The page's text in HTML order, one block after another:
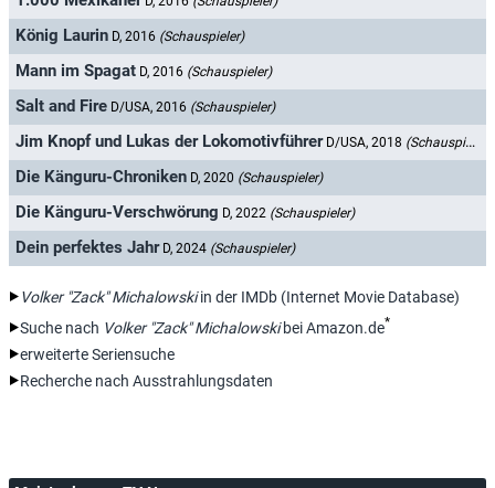
König Laurin D, 2016 (Schauspieler)
Mann im Spagat D, 2016 (Schauspieler)
Salt and Fire D/USA, 2016 (Schauspieler)
Jim Knopf und Lukas der Lokomotivführer D/USA, 2018 (Schauspieler)
Die Känguru-Chroniken D, 2020 (Schauspieler)
Die Känguru-Verschwörung D, 2022 (Schauspieler)
Dein perfektes Jahr D, 2024 (Schauspieler)
Volker "Zack" Michalowskiin der IMDb (Internet Movie Database)
Suche nach Volker "Zack" Michalowskibei Amazon.de*
erweiterte Seriensuche
Recherche nach Ausstrahlungsdaten